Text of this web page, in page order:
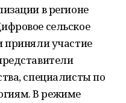
в регионе
сельское
приняли участие
специалисты по
В режиме